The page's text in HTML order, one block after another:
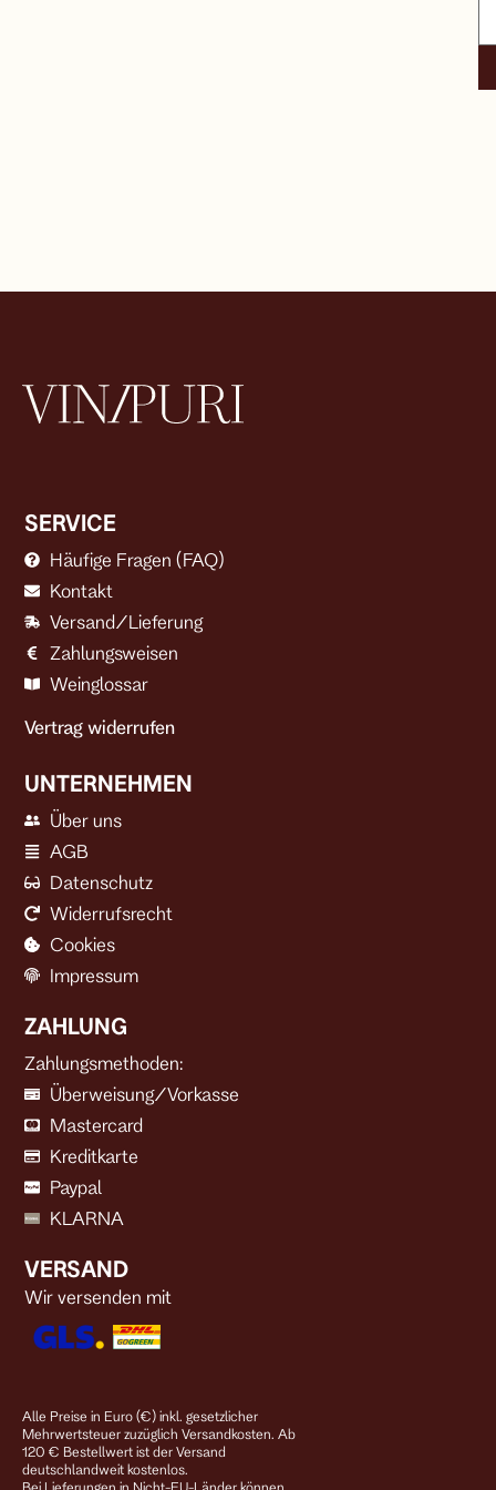
SERVICE
Häufige Fragen (FAQ)
Kontakt
Versand/Lieferung
Zahlungsweisen
Weinglossar
Vertrag widerrufen
UNTERNEHMEN
Über uns
AGB
Datenschutz
Widerrufsrecht
Cookies
Impressum
ZAHLUNG
Zahlungsmethoden:
Überweisung/Vorkasse
Mastercard
Kreditkarte
Paypal
KLARNA
VERSAND
Wir versenden mit
Alle Preise in Euro (€) inkl. gesetzlicher
Mehrwertsteuer zuzüglich Versandkosten. Ab
120 € Bestellwert ist der Versand
deutschlandweit kostenlos.